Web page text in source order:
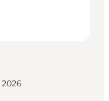
2026